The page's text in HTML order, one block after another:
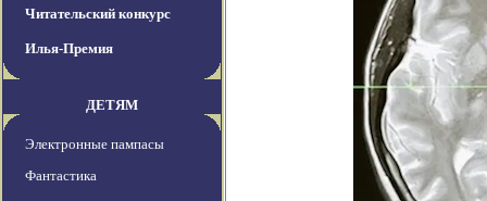
Читательский конкурс
Илья-Премия
ДЕТЯМ
Электронные пампасы
Фантастика